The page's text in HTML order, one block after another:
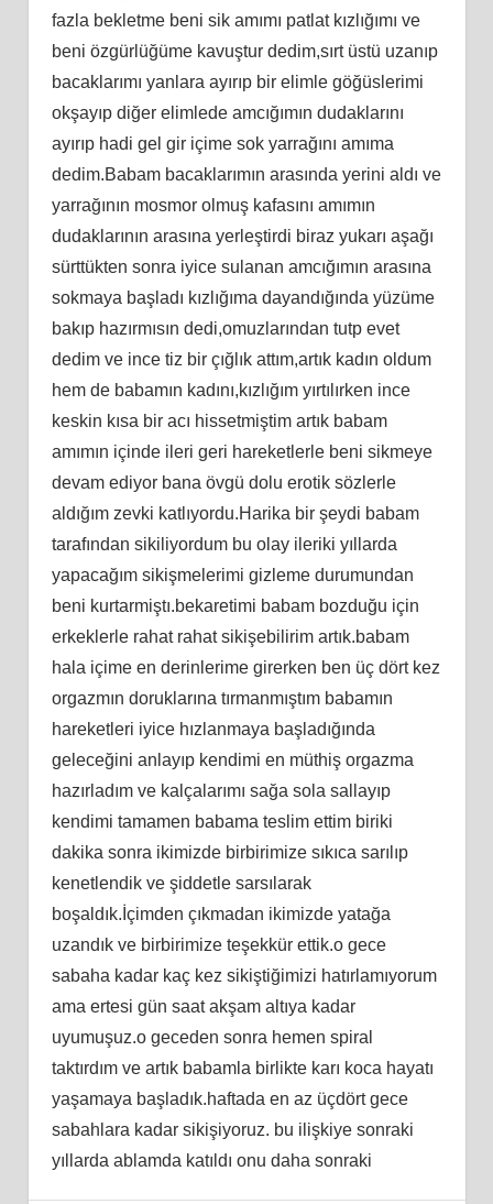
fazla bekletme beni sik amımı patlat kızlığımı ve
beni özgürlüğüme kavuştur dedim,sırt üstü uzanıp
bacaklarımı yanlara ayırıp bir elimle göğüslerimi
okşayıp diğer elimlede amcığımın dudaklarını
ayırıp hadi gel gir içime sok yarrağını amıma
dedim.Babam bacaklarımın arasında yerini aldı ve
yarrağının mosmor olmuş kafasını amımın
dudaklarının arasına yerleştirdi biraz yukarı aşağı
sürttükten sonra iyice sulanan amcığımın arasına
sokmaya başladı kızlığıma dayandığında yüzüme
bakıp hazırmısın dedi,omuzlarından tutp evet
dedim ve ince tiz bir çığlık attım,artık kadın oldum
hem de babamın kadını,kızlığım yırtılırken ince
keskin kısa bir acı hissetmiştim artık babam
amımın içinde ileri geri hareketlerle beni sikmeye
devam ediyor bana övgü dolu erotik sözlerle
aldığım zevki katlıyordu.Harika bir şeydi babam
tarafından sikiliyordum bu olay ileriki yıllarda
yapacağım sikişmelerimi gizleme durumundan
beni kurtarmiştı.bekaretimi babam bozduğu için
erkeklerle rahat rahat sikişebilirim artık.babam
hala içime en derinlerime girerken ben üç dört kez
orgazmın doruklarına tırmanmıştım babamın
hareketleri iyice hızlanmaya başladığında
geleceğini anlayıp kendimi en müthiş orgazma
hazırladım ve kalçalarımı sağa sola sallayıp
kendimi tamamen babama teslim ettim biriki
dakika sonra ikimizde birbirimize sıkıca sarılıp
kenetlendik ve şiddetle sarsılarak
boşaldık.İçimden çıkmadan ikimizde yatağa
uzandık ve birbirimize teşekkür ettik.o gece
sabaha kadar kaç kez sikiştiğimizi hatırlamıyorum
ama ertesi gün saat akşam altıya kadar
uyumuşuz.o geceden sonra hemen spiral
taktırdım ve artık babamla birlikte karı koca hayatı
yaşamaya başladık.haftada en az üçdört gece
sabahlara kadar sikişiyoruz. bu ilişkiye sonraki
yıllarda ablamda katıldı onu daha sonraki